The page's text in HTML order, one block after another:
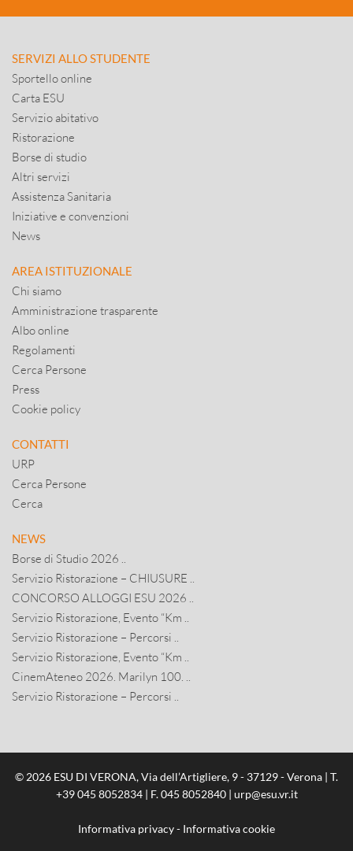
SERVIZI ALLO STUDENTE
Sportello online
Carta ESU
Servizio abitativo
Ristorazione
Borse di studio
Altri servizi
Assistenza Sanitaria
Iniziative e convenzioni
News
AREA ISTITUZIONALE
Chi siamo
Amministrazione trasparente
Albo online
Regolamenti
Cerca Persone
Press
Cookie policy
CONTATTI
URP
Cerca Persone
Cerca
NEWS
Borse di Studio 2026 ..
Servizio Ristorazione – CHIUSURE ..
CONCORSO ALLOGGI ESU 2026 ..
Servizio Ristorazione, Evento “Km ..
Servizio Ristorazione – Percorsi ..
Servizio Ristorazione, Evento “Km ..
CinemAteneo 2026. Marilyn 100. ..
Servizio Ristorazione – Percorsi ..
© 2026 ESU DI VERONA, Via dell’Artigliere, 9 - 37129 - Verona | T.
+39 045 8052834| F. 045 8052840 | urp@esu.vr.it
Informativa privacy- Informativa cookie